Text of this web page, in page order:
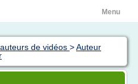
Menu
de vidéos >Auteur